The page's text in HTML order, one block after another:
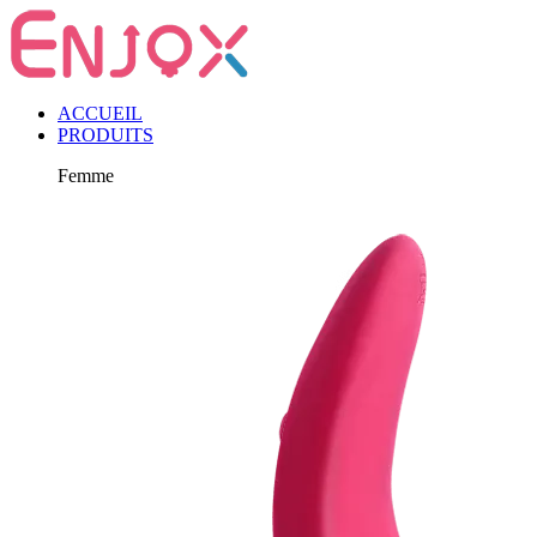
ACCUEIL
PRODUITS
Femme